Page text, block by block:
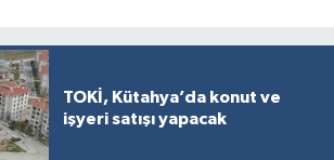
TOKİ, Kütahya’da konut ve
işyeri satışı yapacak